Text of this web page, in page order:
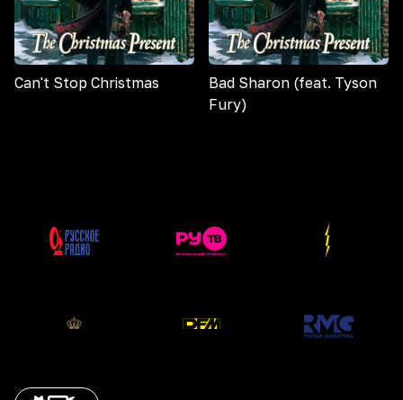
Can't Stop Christmas
Bad Sharon (feat. Tyson
Fury)